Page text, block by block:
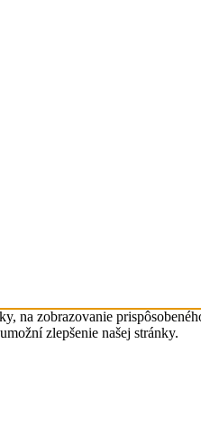
na zobrazovanie
zlepšenie našej stránky.